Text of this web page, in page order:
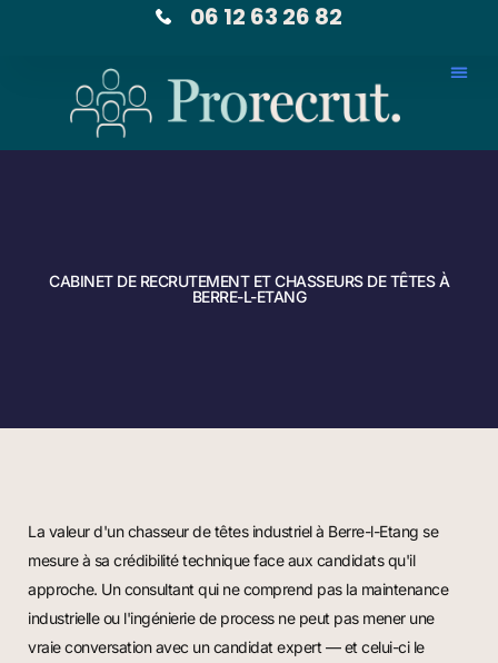
06 12 63 26 82
CABINET DE RECRUTEMENT ET CHASSEURS DE TÊTES À
BERRE-L-ETANG
La valeur d'un chasseur de têtes industriel à Berre-l-Etang se
mesure à sa crédibilité technique face aux candidats qu'il
approche. Un consultant qui ne comprend pas la maintenance
industrielle ou l'ingénierie de process ne peut pas mener une
vraie conversation avec un candidat expert — et celui-ci le